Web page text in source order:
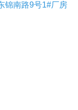
锦南路9号1#厂房